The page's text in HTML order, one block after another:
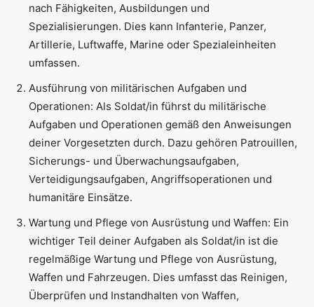
nach Fähigkeiten, Ausbildungen und
Spezialisierungen. Dies kann Infanterie, Panzer,
Artillerie, Luftwaffe, Marine oder Spezialeinheiten
umfassen.
Ausführung von militärischen Aufgaben und
Operationen: Als Soldat/in führst du militärische
Aufgaben und Operationen gemäß den Anweisungen
deiner Vorgesetzten durch. Dazu gehören Patrouillen,
Sicherungs- und Überwachungsaufgaben,
Verteidigungsaufgaben, Angriffsoperationen und
humanitäre Einsätze.
Wartung und Pflege von Ausrüstung und Waffen: Ein
wichtiger Teil deiner Aufgaben als Soldat/in ist die
regelmäßige Wartung und Pflege von Ausrüstung,
Waffen und Fahrzeugen. Dies umfasst das Reinigen,
Überprüfen und Instandhalten von Waffen,